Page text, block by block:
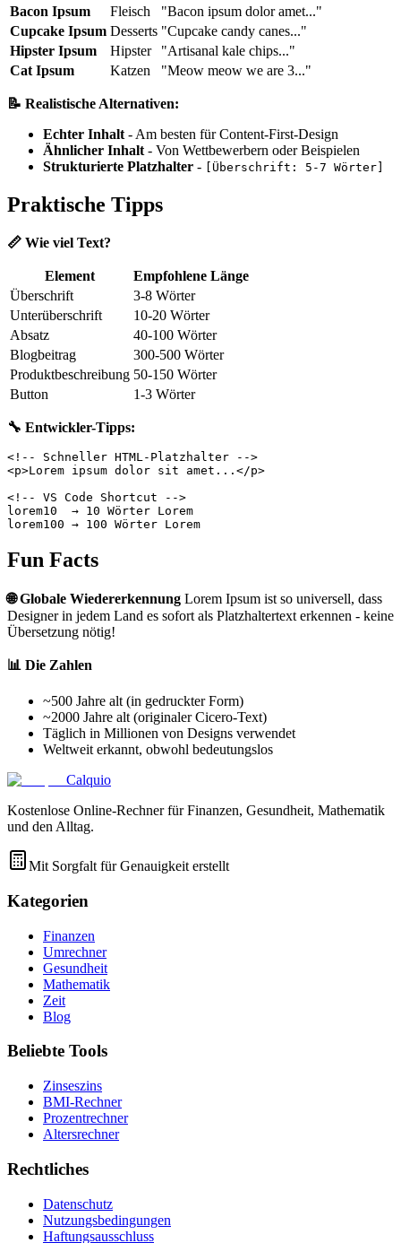
Bacon Ipsum
Fleisch
"Bacon ipsum dolor amet..."
Cupcake Ipsum Desserts "Cupcake candy canes..."
Hipster Ipsum
Hipster
"Artisanal kale chips..."
Cat Ipsum
Katzen "Meow meow we are 3..."
📝 Realistische Alternativen:
Echter Inhalt - Am besten für Content-First-Design
Ähnlicher Inhalt - Von Wettbewerbern oder Beispielen
Strukturierte Platzhalter - [Überschrift: 5-7 Wörter]
Praktische Tipps
📏 Wie viel Text?
Element
Empfohlene Länge
Überschrift
3-8 Wörter
Unterüberschrift
10-20 Wörter
Absatz
40-100 Wörter
Blogbeitrag
300-500 Wörter
Produktbeschreibung 50-150 Wörter
Button
1-3 Wörter
🔧 Entwickler-Tipps:
<!-- Schneller HTML-Platzhalter -->
<p>Lorem ipsum dolor sit amet...</p>
<!-- VS Code Shortcut -->
lorem10  → 10 Wörter Lorem
Fun Facts
🌐 Globale Wiedererkennung Lorem Ipsum ist so universell, dass
Designer in jedem Land es sofort als Platzhaltertext erkennen - keine
Übersetzung nötig!
📊 Die Zahlen
~500 Jahre alt (in gedruckter Form)
~2000 Jahre alt (originaler Cicero-Text)
Täglich in Millionen von Designs verwendet
Weltweit erkannt, obwohl bedeutungslos
Calquio
Kostenlose Online-Rechner für Finanzen, Gesundheit, Mathematik
und den Alltag.
Mit Sorgfalt für Genauigkeit erstellt
Kategorien
Finanzen
Umrechner
Gesundheit
Mathematik
Zeit
Blog
Beliebte Tools
Zinseszins
BMI-Rechner
Prozentrechner
Altersrechner
Rechtliches
Datenschutz
Nutzungsbedingungen
Haftungsausschluss